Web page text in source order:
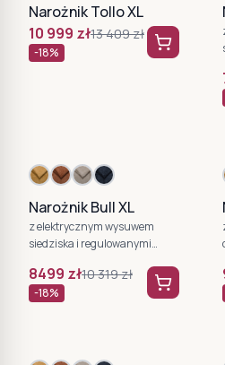
Narożnik Tollo XL
10 999 zł13 409zł
-18%
Narożnik Bull XL
z elektrycznym wysuwem
siedziska i regulowanymi
8499 zł10 319zł
-18%